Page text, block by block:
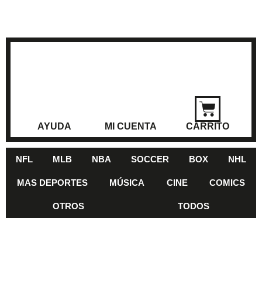
AYUDA MI CUENTA CARRITO
NFL MLB NBA SOCCER BOX NHL
MAS DEPORTES MÚSICA CINE COMICS
OTROS TODOS